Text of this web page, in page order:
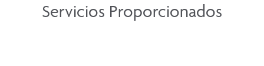
Servicios Proporcionados